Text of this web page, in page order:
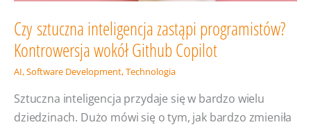
Czy sztuczna inteligencja zastąpi programistów?
Kontrowersja wokół Github Copilot
AI,Software Development,Technologia
Sztuczna inteligencja przydaje się w bardzo wielu
dziedzinach. Dużo mówi się o tym, jak bardzo zmieniła